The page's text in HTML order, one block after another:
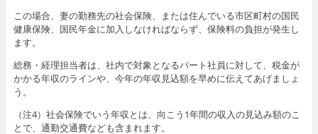
この場合、妻の勤務先の社会保険、または住んでいる市区町村の国民
健康保険、国民年金に加入しなければならず、保険料の負担が発生し
ます。
総務・経理担当者は、社内で対象となるパート社員に対して、税金が
かかる年収のラインや、今年の年収見込額を早めに伝えてあげましょ
う。
（注4）社会保険でいう年収とは、向こう1年間の収入の見込み額のこ
とで、通勤交通費なども含まれます。